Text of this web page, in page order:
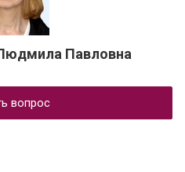
Павловна
вопрос